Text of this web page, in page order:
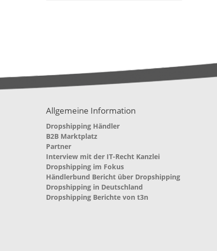
Allgemeine Information
Dropshipping Händler
B2B Marktplatz
Partner
Interview mit der IT-Recht Kanzlei
Dropshipping im Fokus
Händlerbund Bericht über Dropshipping
Dropshipping in Deutschland
Dropshipping Berichte von t3n